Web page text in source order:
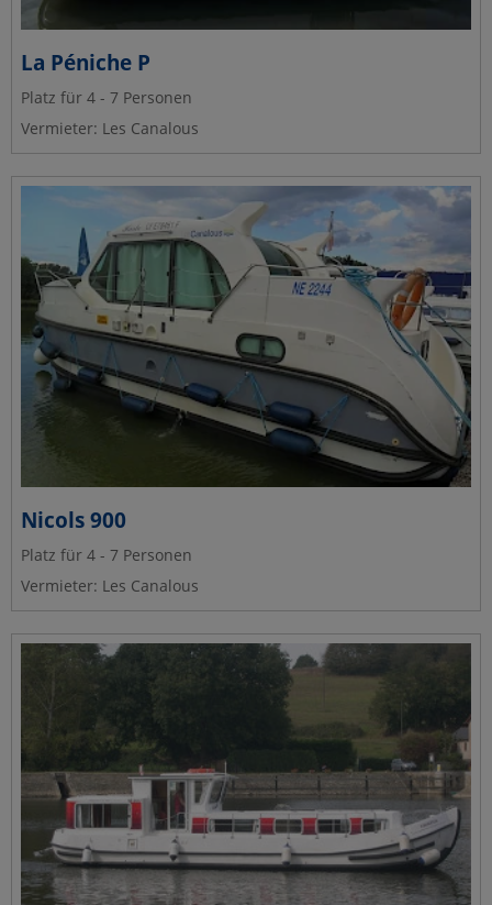
La Péniche P
Platz für 4 - 7 Personen
Vermieter: Les Canalous
Nicols 900
Platz für 4 - 7 Personen
Vermieter: Les Canalous